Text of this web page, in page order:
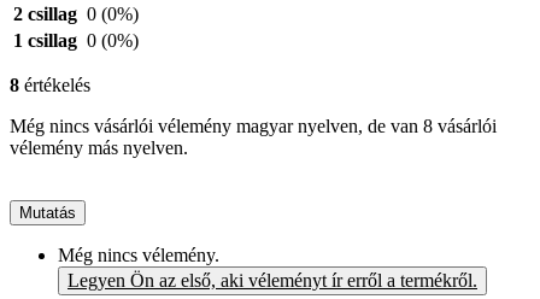
2 csillag 0 (0%)
1 csillag 0 (0%)
8 értékelés
Még nincs vásárlói vélemény magyar nyelven, de van 8 vásárlói
vélemény más nyelven.
Mutatás
Még nincs vélemény.
Legyen Ön az első, aki véleményt ír erről a termékről.